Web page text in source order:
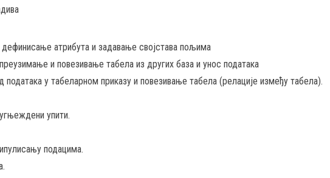
атрибута и задавање својстава пољима
и повезивање табела из других база и унос података
података у табеларном приказу и повезивање табела (релације између табела).
упити.
подацима.